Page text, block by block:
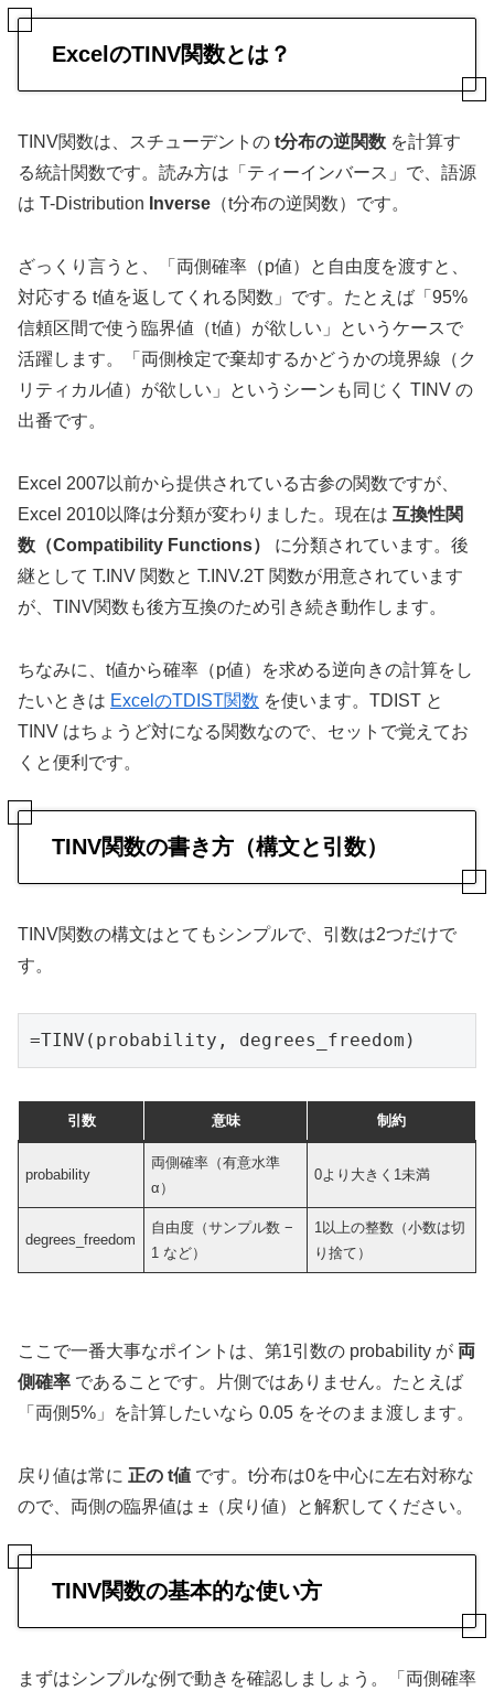
ExcelのTINV関数とは？
TINV関数は、スチューデントの t分布の逆関数 を計算す
る統計関数です。読み方は「ティーインバース」で、語源
は T-Distribution Inverse （t分布の逆関数）です。
ざっくり言うと、「両側確率（p値）と自由度を渡すと、
対応する t値を返してくれる関数」です。たとえば「95%
信頼区間で使う臨界値（t値）が欲しい」というケースで
活躍します。「両側検定で棄却するかどうかの境界線（ク
リティカル値）が欲しい」というシーンも同じく TINV の
出番です。
Excel 2007以前から提供されている古参の関数ですが、
Excel 2010以降は分類が変わりました。現在は 互換性関
数（Compatibility Functions）
に分類されています。後
継として T.INV 関数と T.INV.2T 関数が用意されています
が、TINV関数も後方互換のため引き続き動作します。
ちなみに、t値から確率（p値）を求める逆向きの計算をし
たいときは ExcelのTDIST関数 を使います。TDIST と
TINV はちょうど対になる関数なので、セットで覚えてお
くと便利です。
TINV関数の書き方（構文と引数）
TINV関数の構文はとてもシンプルで、引数は2つだけで
す。
=TINV(probability, degrees_freedom)
引数 意味 制約
probability
両側確率（有意水準
α）
0より大きく1未満
degrees_freedom
自由度（サンプル数 −
1 など）
1以上の整数（小数は切
り捨て）
ここで一番大事なポイントは、第1引数の probability が 両
側確率 であることです。片側ではありません。たとえば
「両側5%」を計算したいなら 0.05 をそのまま渡します。
戻り値は常に 正の t値 です。t分布は0を中心に左右対称な
ので、両側の臨界値は ±（戻り値）と解釈してください。
TINV関数の基本的な使い方
まずはシンプルな例で動きを確認しましょう。「両側確率